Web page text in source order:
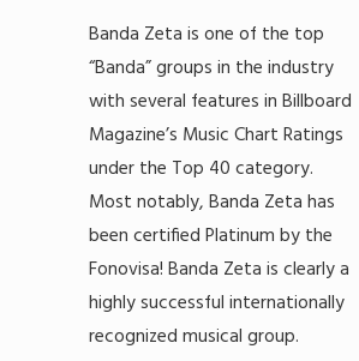
Banda Zeta is one of the top
“Banda” groups in the industry
with several features in Billboard
Magazine’s Music Chart Ratings
under the Top 40 category.
Most notably, Banda Zeta has
been certified Platinum by the
Fonovisa! Banda Zeta is clearly a
highly successful internationally
recognized musical group.